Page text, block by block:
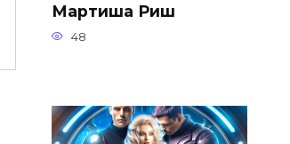
Мартиша Риш
48